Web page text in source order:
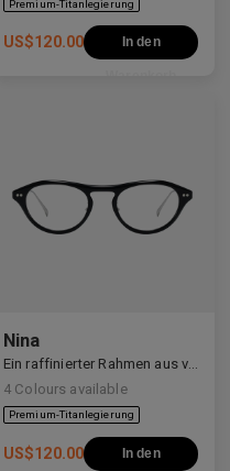
US$120.00 In den
Nina
Ein raffinierter Rahmen aus verschiedenen Materialien, der weiche Kurven mit klaren Linien ausbalanciert.
4 Colours available
US$120.00 In den